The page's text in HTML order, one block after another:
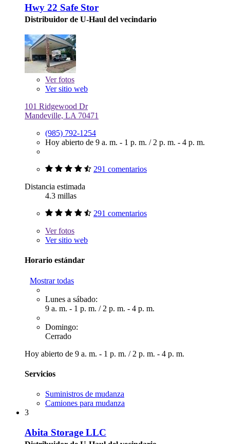
Hwy 22 Safe Stor
Distribuidor de U-Haul del vecindario
Verfotos
Ver sitio web
101 Ridgewood Dr
Mandeville, LA 70471
(985) 792-1254
Hoy abierto de 9 a. m. - 1 p. m. / 2 p. m. - 4 p. m.
291 comentarios
Distancia estimada
4.3 millas
291 comentarios
Verfotos
Ver sitio web
Horario estándar
Mostrar todas
Lunes a sábado:
9 a. m. - 1 p. m. / 2 p. m. - 4 p. m.
Domingo:
Cerrado
Hoy abierto de 9 a. m. - 1 p. m. / 2 p. m. - 4 p. m.
Servicios
Suministros de mudanza
Camiones para mudanza
3
Abita Storage LLC